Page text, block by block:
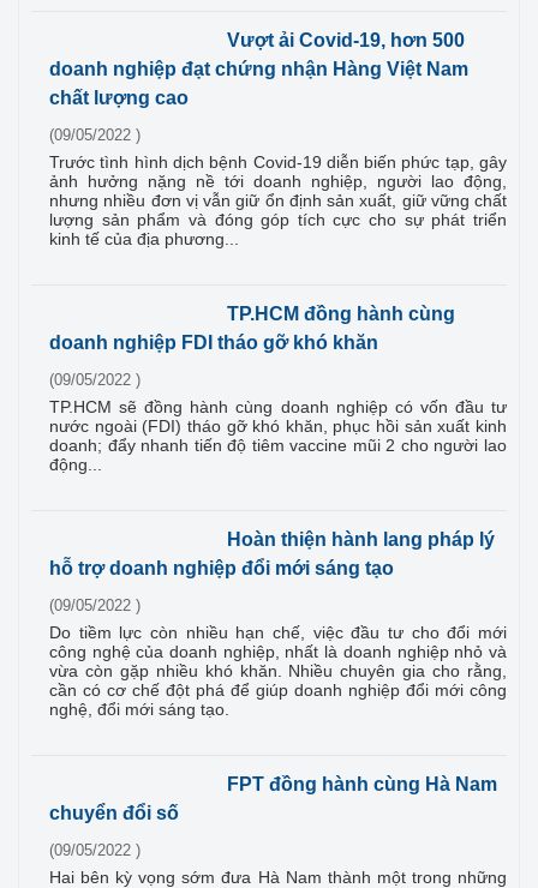
Vượt ải Covid-19, hơn 500
doanh nghiệp đạt chứng nhận Hàng Việt Nam
chất lượng cao
(09/05/2022 )
Trước tình hình dịch bệnh Covid-19 diễn biến phức tạp, gây
ảnh hưởng nặng nề tới doanh nghiệp, người lao động,
nhưng nhiều đơn vị vẫn giữ ổn định sản xuất, giữ vững chất
lượng sản phẩm và đóng góp tích cực cho sự phát triển
kinh tế của địa phương...
TP.HCM đồng hành cùng
doanh nghiệp FDI tháo gỡ khó khăn
(09/05/2022 )
TP.HCM sẽ đồng hành cùng doanh nghiệp có vốn đầu tư
nước ngoài (FDI) tháo gỡ khó khăn, phục hồi sản xuất kinh
doanh; đẩy nhanh tiến độ tiêm vaccine mũi 2 cho người lao
động...
Hoàn thiện hành lang pháp lý
hỗ trợ doanh nghiệp đổi mới sáng tạo
(09/05/2022 )
Do tiềm lực còn nhiều hạn chế, việc đầu tư cho đổi mới
công nghệ của doanh nghiệp, nhất là doanh nghiệp nhỏ và
vừa còn gặp nhiều khó khăn. Nhiều chuyên gia cho rằng,
cần có cơ chế đột phá để giúp doanh nghiệp đổi mới công
nghệ, đổi mới sáng tạo.
FPT đồng hành cùng Hà Nam
chuyển đổi số
(09/05/2022 )
Hai bên kỳ vọng sớm đưa Hà Nam thành một trong những